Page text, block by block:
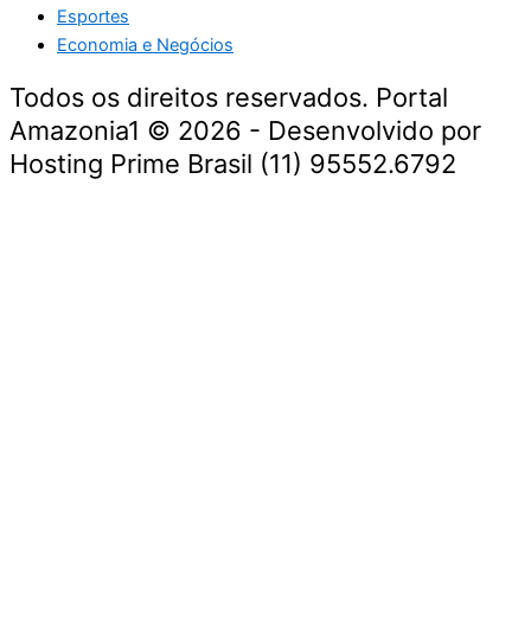
Esportes
Economia e Negócios
Todos os direitos reservados. Portal
Amazonia1 © 2026 - Desenvolvido por
Hosting Prime Brasil (11) 95552.6792